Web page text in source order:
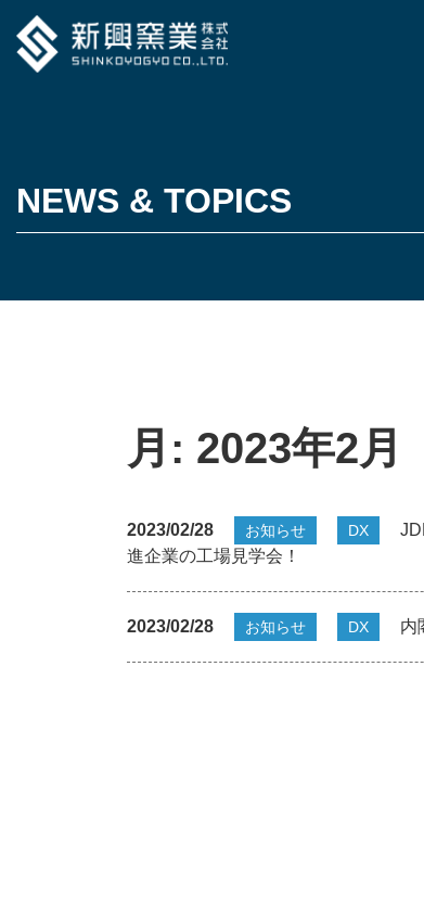
NEWS & TOPICS
月: 2023年2月
2023/02/28 お知らせ DX
進企業の工場見学会！
2023/02/28 お知らせ DX 内